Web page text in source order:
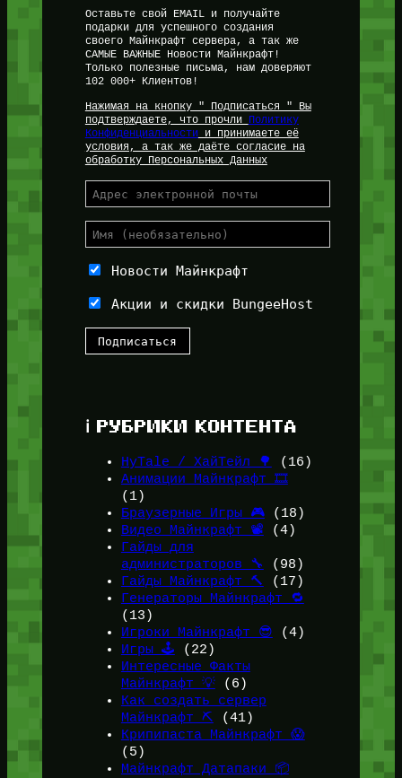
Оставьте свой EMAIL и получайте
подарки для успешного создания
своего Майнкрафт сервера, а так же
САМЫЕ ВАЖНЫЕ Новости Майнкрафт!
Только полезные письма, нам доверяют
102 000+ Клиентов!
Нажимая на кнопку " Подписаться " Вы
подтверждаете, что прочли
Политику
Конфиденциальностии принимаете её
условия, а так же даёте согласие на
обработку Персональных Данных
Новости Майнкрафт
Акции и скидки BungeeHost
ℹ️ РУБРИКИ КОНТЕНТА
HyTale / ХайТейл 🌳
(16)
Анимации Майнкрафт 🎞️
(1)
Браузерные Игры 🎮(18)
Видео Майнкрафт 📽️ (4)
Гайды для
администраторов 🔧
(98)
Гайды Майнкрафт 🔨
(17)
Генераторы Майнкрафт 🔁
(13)
Игроки Майнкрафт 😎 (4)
Игры 🕹️ (22)
Интересные Факты
Майнкрафт 💡(6)
Как создать сервер
Майнкрафт ⛏️ (41)
Крипипаста Майнкрафт 😱
(5)
Майнкрафт Датапаки 📦